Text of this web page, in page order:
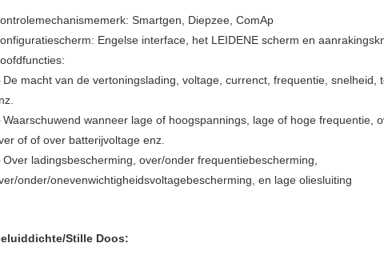
Smartgen, Diepzee, ComAp
Engelse interface, het LEIDENE scherm en
De macht van de vertoningslading, voltage, currenct, frequentie, snelheid,
Waarschuwend wanneer lage of hoogspannings, lage of hoge frequentie,
of of over batterijvoltage enz.
Over ladingsbescherming, over/onder frequentiebescherming,
onder/onevenwichtigheidsvoltagebescherming, en lage oliesluiting
Stille Doos: